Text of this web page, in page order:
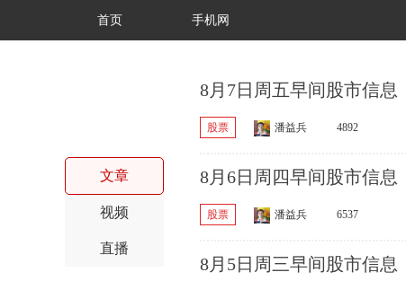
首页 手机网
文章
视频
直播
8月7日周五早间股市信息
股票 潘益兵 4892
8月6日周四早间股市信息
股票 潘益兵 6537
8月5日周三早间股市信息